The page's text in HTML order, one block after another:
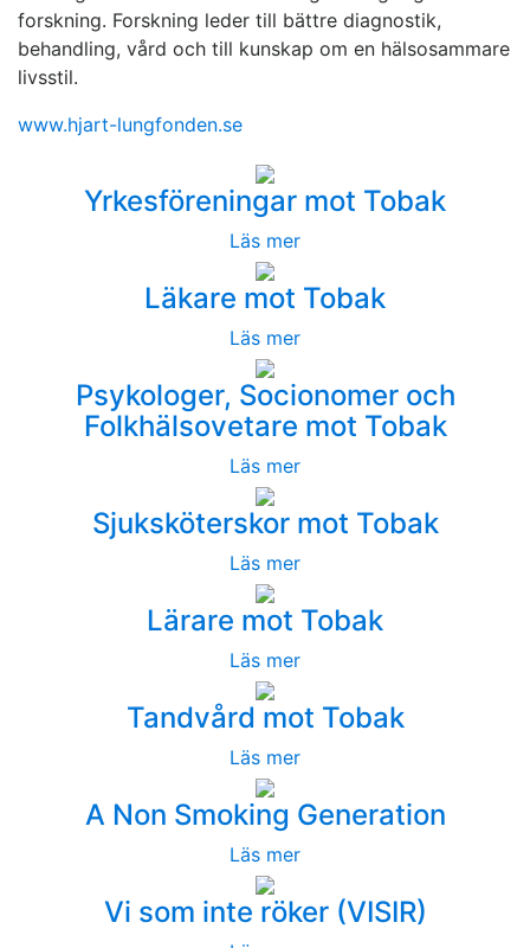
forskning. Forskning leder till bättre diagnostik,
behandling, vård och till kunskap om en hälsosammare
livsstil.
www.hjart-lungfonden.se
Yrkesföreningar mot Tobak
Läs mer
Läkare mot Tobak
Läs mer
Psykologer, Socionomer och
Folkhälsovetare mot Tobak
Läs mer
Sjuksköterskor mot Tobak
Läs mer
Lärare mot Tobak
Läs mer
Tandvård mot Tobak
Läs mer
A Non Smoking Generation
Läs mer
Vi som inte röker (VISIR)